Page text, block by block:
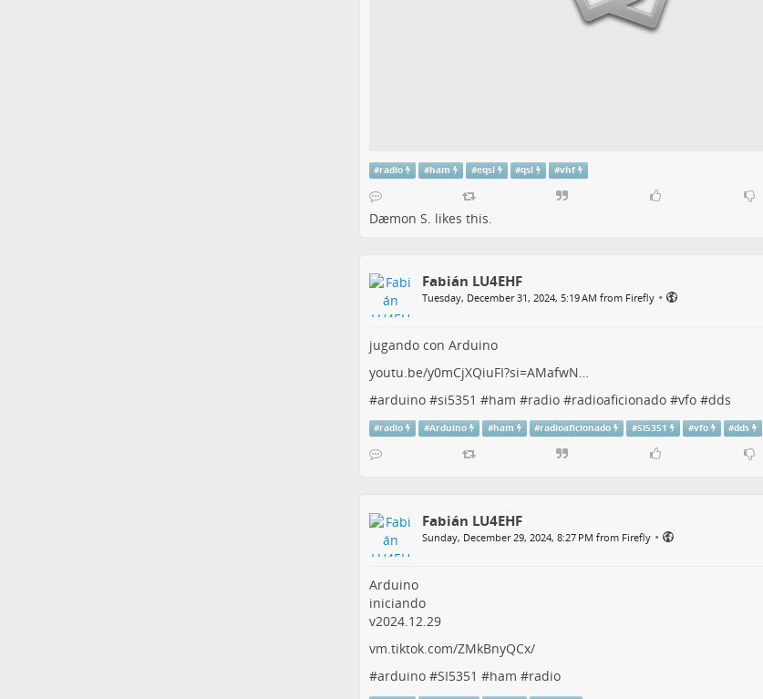
#radio #ham #eqsl #qsl #vhf
Dæmon S. likes this.
Fabián LU4EHF
Tuesday, December 31, 2024, 5:19 AM from Firefly •
jugando con Arduino
youtu.be/y0mCjXQiuFI?si=AMafwN…
#arduino#si5351 #ham #radio#radioaficionado#vfo#dds
#radio #Arduino #ham #radioaficionado #SI5351 #vfo #dds
Fabián LU4EHF
Sunday, December 29, 2024, 8:27 PM from Firefly •
Arduino
iniciando
v2024.12.29
vm.tiktok.com/ZMkBnyQCx/
#arduino#SI5351 #ham #radio